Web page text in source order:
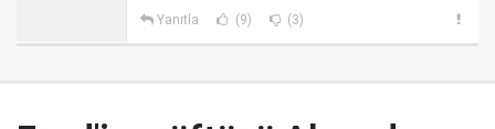
Yanıtla (9) (3)